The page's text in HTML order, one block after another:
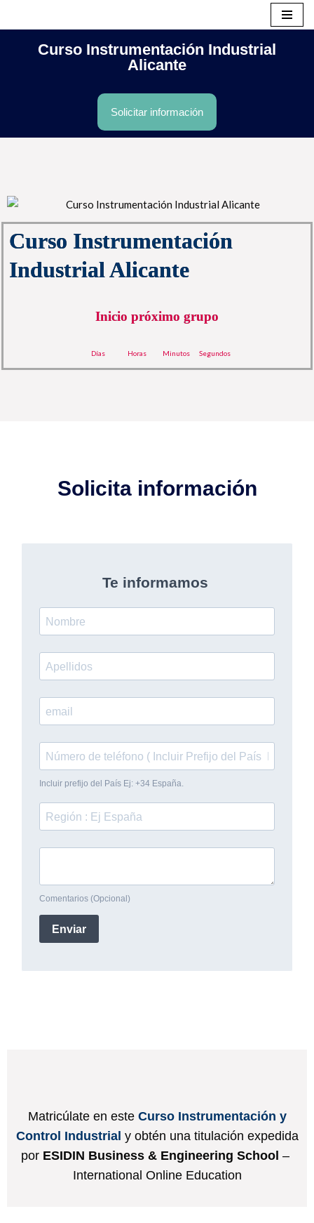
Curso Instrumentación Industrial
Alicante
Solicitar información
Curso Instrumentación
Industrial Alicante
Inicio próximo grupo
Días Horas Minutos Segundos
Solicita información
Matricúlate en este Curso Instrumentación y
Control Industrial y obtén una titulación expedida
por ESIDIN Business & Engineering School –
International Online Education